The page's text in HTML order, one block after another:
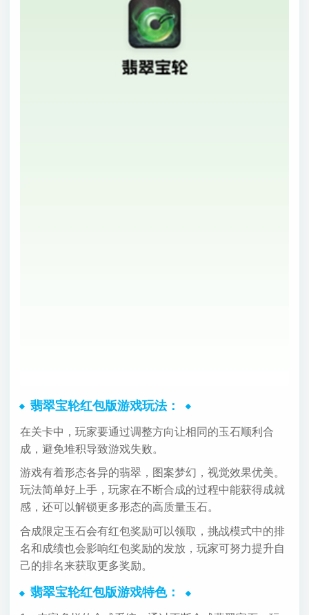
翡翠宝轮红包版游戏玩法：
在关卡中，玩家要通过调整方向让相同的玉石顺利合
成，避免堆积导致游戏失败。
游戏有着形态各异的翡翠，图案梦幻，视觉效果优美。
玩法简单好上手，玩家在不断合成的过程中能获得成就
感，还可以解锁更多形态的高质量玉石。
合成限定玉石会有红包奖励可以领取，挑战模式中的排
名和成绩也会影响红包奖励的发放，玩家可努力提升自
己的排名来获取更多奖励。
翡翠宝轮红包版游戏特色：